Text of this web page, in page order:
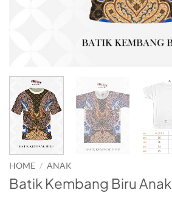
HOME / ANAK
Batik Kembang Biru Anak